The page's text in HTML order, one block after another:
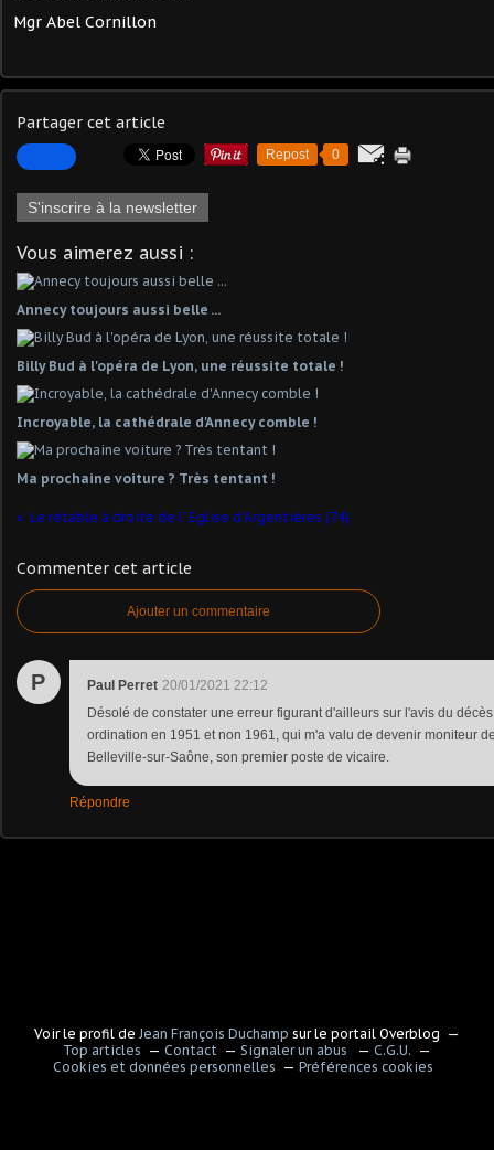
Mgr Abel Cornillon
Partager cet article
Repost 0
S'inscrire à la newsletter
Vous aimerez aussi :
Annecy toujours aussi belle ...
Billy Bud à l'opéra de Lyon, une réussite totale !
Incroyable, la cathédrale d'Annecy comble !
Ma prochaine voiture ? Très tentant !
Le rétable à droite de l' Eglise d'Argentières (74)
Commenter cet article
Ajouter un commentaire
P Paul Perret 20/01/2021 22:12
Désolé de constater une erreur figurant d'ailleurs sur l'avis du
ordination en 1951 et non 1961, qui m'a valu de devenir moniteur
Belleville-sur-Saône, son premier poste de vicaire.
Répondre
Voir le profil de Jean François Duchamp sur le portail Overblog
Top articles
Contact Signaler un abus
C.G.U.
Cookies et données personnelles
Préférences cookies